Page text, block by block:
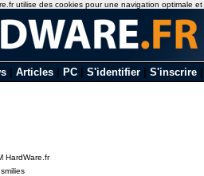
Articles PC S'identifier S'inscrire
HardWare.fr
utilise des cookies pour une navigation optimale